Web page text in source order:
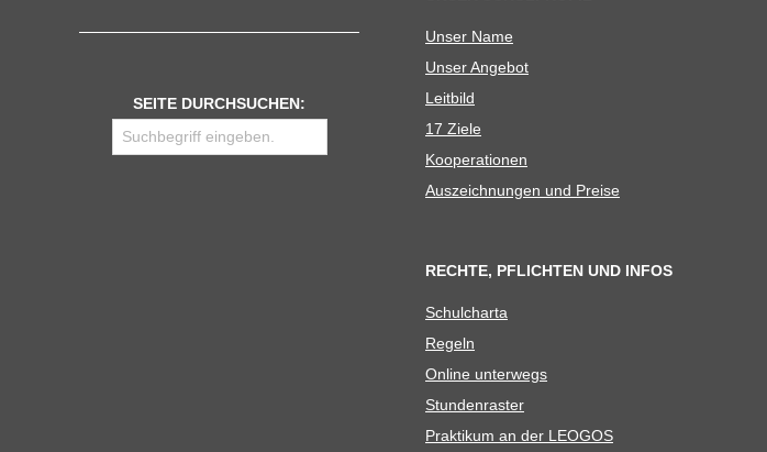
SEITE DURCHSUCHEN:
Unser Name
Unser Ange­bot
Leit­bild
17 Ziele
Koope­ra­tio­nen
Aus­zeich­nun­gen und Preise
RECHTE, PFLICHTEN UND INFOS
Schul­charta
Regeln
Online unter­wegs
Stun­den­ras­ter
Prak­ti­kum an der LEOGOS